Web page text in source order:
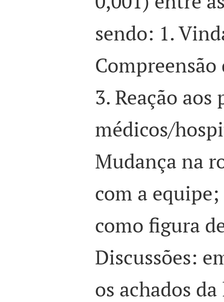
sendo: 1.
3. Reação
médicos/
Mudança na
com a
como figura
Discussões:
os achados